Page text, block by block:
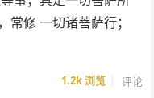
修 一切诸菩萨行；
1.2k浏览 评论